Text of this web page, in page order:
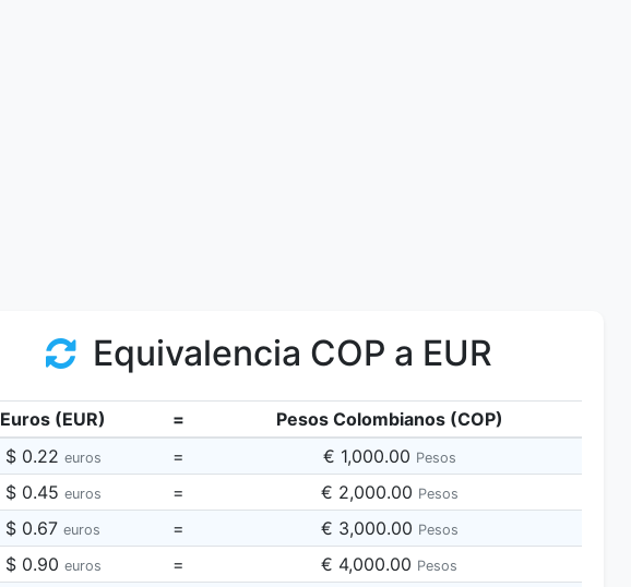
Equivalencia COP a EUR
Euros (EUR) =
Pesos Colombianos (COP)
$ 0.22 euros = € 1,000.00 Pesos
$ 0.45 euros = € 2,000.00 Pesos
$ 0.67 euros = € 3,000.00 Pesos
$ 0.90 euros = € 4,000.00 Pesos